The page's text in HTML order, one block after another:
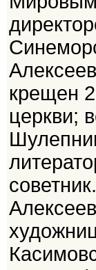
крещен
церкви;